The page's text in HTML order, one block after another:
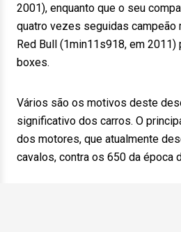
2001), enquanto que o seu
quatro vezes seguidas campeão
Red Bull (1min11s918, em 2011)
boxes.
Vários são os motivos deste
significativo dos carros. O
dos motores, que atualmente
cavalos, contra os 650 da época